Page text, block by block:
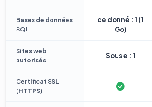
Bases de données
SQL
de donné : 1 (1
Go)
Sites web
autorisés
Sous e : 1
Certificat SSL
(HTTPS)